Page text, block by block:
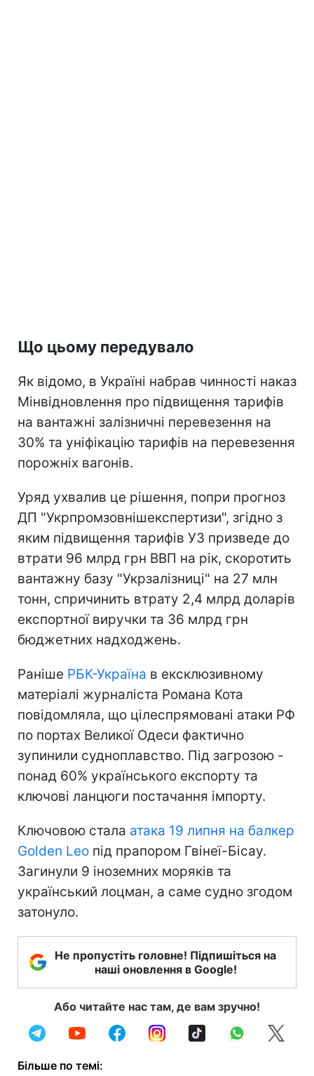
Що цьому передувало
Як відомо, в Україні набрав чинності наказ
Мінвідновлення про підвищення тарифів
на вантажні залізничні перевезення на
30% та уніфікацію тарифів на перевезення
порожніх вагонів.
Уряд ухвалив це рішення, попри прогноз
ДП "Укрпромзовнішекспертизи", згідно з
яким підвищення тарифів УЗ призведе до
втрати 96 млрд грн ВВП на рік, скоротить
вантажну базу "Укрзалізниці" на 27 млн
тонн, спричинить втрату 2,4 млрд доларів
експортної виручки та 36 млрд грн
бюджетних надходжень.
Раніше РБК-Україна в ексклюзивному
матеріалі журналіста Романа Кота
повідомляла, що цілеспрямовані атаки РФ
по портах Великої Одеси фактично
зупинили судноплавство. Під загрозою -
понад 60% українського експорту та
ключові ланцюги постачання імпорту.
Ключовою стала атака 19 липня на балкер
Golden Leo під прапором Гвінеї-Бісау.
Загинули 9 іноземних моряків та
український лоцман, а саме судно згодом
затонуло.
Не пропустіть головне! Підпишіться на
наші оновлення в Google!
Або читайте нас там, де вам зручно!
Більше по темі: